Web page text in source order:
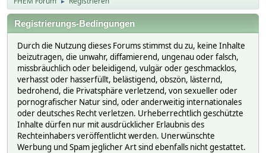
►
Registrierungs-Bedingungen
Durch die Nutzung dieses Forums stimmst du zu, keine Inhalte
beizutragen, die unwahr, diffamierend, ungenau oder falsch,
missbräuchlich oder beleidigend, vulgär oder geschmacklos,
verhasst oder hasserfüllt, belästigend, obszön, lästernd,
bedrohend, die Privatsphäre verletzend, von sexueller oder
pornografischer Natur sind, oder anderweitig internationales
oder deutsches Recht verletzen. Urheberrechtlich geschützte
Inhalte dürfen nur mit ausdrücklicher Erlaubnis des
Rechteinhabers veröffentlicht werden. Unerwünschte
Werbung und Spam jeglicher Art sind ebenfalls nicht gestattet.